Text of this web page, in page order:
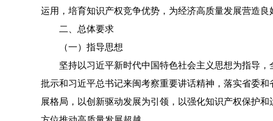
运用，培育知识产权竞争优势，为经济高质量发展营造良
二、总体要求
（一）指导思想
坚持以习近平新时代中国特色社会主义思想为指导，
批示和习近平总书记来闽考察重要讲话精神，落实省委
展格局，以创新驱动发展为引领，以强化知识产权保护